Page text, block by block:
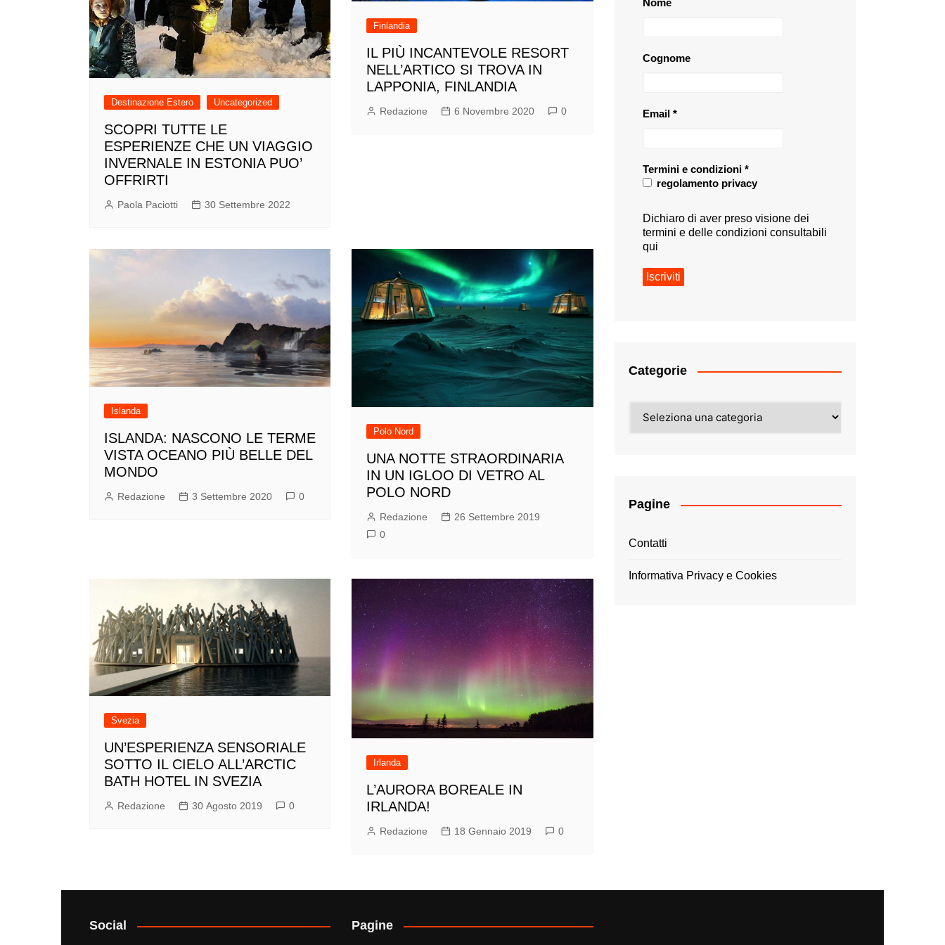
Destinazione Estero Uncategorized
SCOPRI TUTTE LE
ESPERIENZE CHE UN VIAGGIO
INVERNALE IN ESTONIA PUO’
OFFRIRTI
Paola Paciotti 30 Settembre 2022
Finlandia
IL PIÙ INCANTEVOLE RESORT
NELL’ARTICO SI TROVA IN
LAPPONIA, FINLANDIA
Redazione 6 Novembre 2020 0
Islanda
ISLANDA: NASCONO LE TERME
VISTA OCEANO PIÙ BELLE DEL
MONDO
Redazione 3 Settembre 2020 0
Polo Nord
UNA NOTTE STRAORDINARIA
IN UN IGLOO DI VETRO AL
POLO NORD
Redazione
26 Settembre 2019
0
Svezia
UN’ESPERIENZA SENSORIALE
SOTTO IL CIELO ALL’ARCTIC
BATH HOTEL IN SVEZIA
Redazione 30 Agosto 2019 0
Irlanda
L’AURORA BOREALE IN
IRLANDA!
Redazione 18 Gennaio 2019 0
Nome
Cognome
Email *
Termini e condizioni *
regolamento privacy
Dichiaro di aver preso visione dei
termini e delle condizioni consultabili
qui
Categorie
Pagine
Contatti
Informativa Privacy e Cookies
Social Pagine